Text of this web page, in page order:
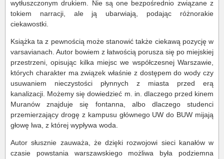
wytłuszczonym drukiem. Nie są one bezpośrednio związane z
tokiem narracji, ale ją ubarwiają, podając różnorakie
ciekawostki.
Książka ta z pewnością może stanowić także ciekawą pozycję w
varsavianach. Autor bowiem z łatwością porusza się po miejskiej
przestrzeni, opisując kilka miejsc we współczesnej Warszawie,
których charakter ma związek właśnie z dostępem do wody czy
usuwaniem nieczystości płynnych z miasta przed erą
kanalizacji. Możemy się dowiedzieć m. in. dlaczego przed kinem
Muranów znajduje się fontanna, albo dlaczego studenci
przemierzający drogę z kampusu głównego UW do BUW mijają
głowę lwa, z której wypływa woda.
Autor słusznie zauważa, że dzięki rozwojowi sieci kanałów w
czasie powstania warszawskiego możliwa była podziemna